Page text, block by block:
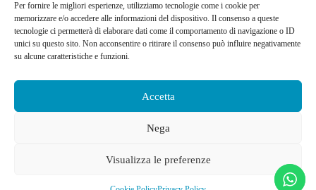
Per fornire le migliori esperienze, utilizziamo tecnologie come i cookie per
memorizzare e/o accedere alle informazioni del dispositivo. Il consenso a queste
tecnologie ci permetterà di elaborare dati come il comportamento di navigazione o ID
unici su questo sito. Non acconsentire o ritirare il consenso può influire negativamente
su alcune caratteristiche e funzioni.
Accetta
Nega
Visualizza le preferenze
Account
Il mio account
I tuoi ordini
Copyright © 2026 Rollermania - Webdesign by